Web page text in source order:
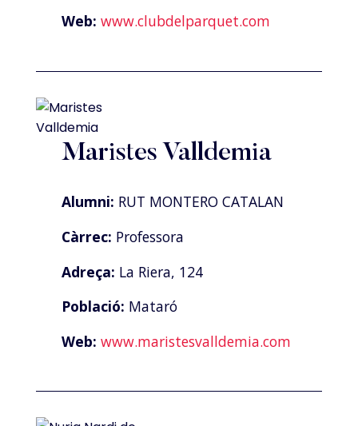
Web: www.clubdelparquet.com
Maristes Valldemia
Alumni: RUT MONTERO CATALAN
Càrrec: Professora
Adreça: La Riera, 124
Població: Mataró
Web: www.maristesvalldemia.com